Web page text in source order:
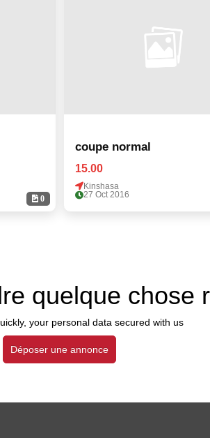
0
coupe normal
15.00
Kinshasa
27 Oct 2016
quelque chose
your personal data secured with us
Déposer une annonce